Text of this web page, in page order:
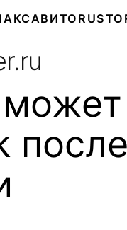
АВИТО